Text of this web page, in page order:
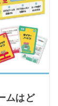
ムはど